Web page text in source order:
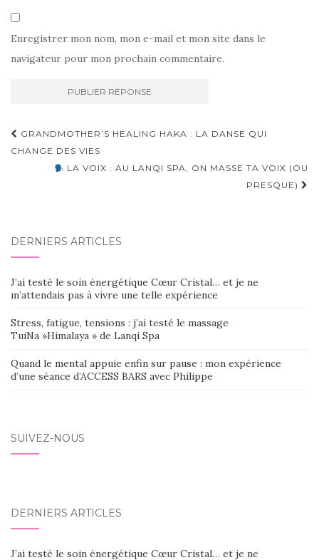
Enregistrer mon nom, mon e-mail et mon site dans le
navigateur pour mon prochain commentaire.
GRANDMOTHER’S HEALING HAKA : LA DANSE QUI
CHANGE DES VIES
LA VOIX : AU LANQI SPA, ON MASSE TA VOIX (OU
PRESQUE)
DERNIERS ARTICLES
J’ai testé le soin énergétique Cœur Cristal… et je ne
m’attendais pas à vivre une telle expérience
Stress, fatigue, tensions : j’ai testé le massage
TuiNa »Himalaya » de Lanqi Spa
Quand le mental appuie enfin sur pause : mon expérience
d’une séance d’ACCESS BARS avec Philippe
SUIVEZ-NOUS
DERNIERS ARTICLES
J’ai testé le soin énergétique Cœur Cristal… et je ne